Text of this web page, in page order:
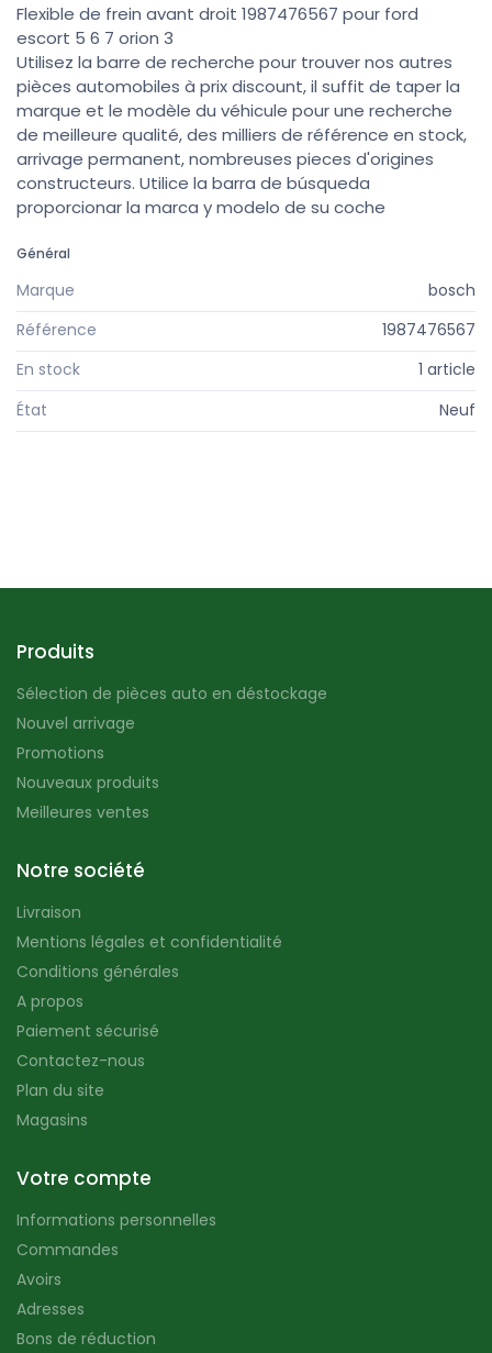
Flexible de frein avant droit 1987476567 pour ford
escort 5 6 7 orion 3
Utilisez la barre de recherche pour trouver nos autres
pièces automobiles à prix discount, il suffit de taper la
marque et le modèle du véhicule pour une recherche
de meilleure qualité, des milliers de référence en stock,
arrivage permanent, nombreuses pieces d'origines
constructeurs. Utilice la barra de búsqueda
proporcionar la marca y modelo de su coche
Général
Marque
bosch
Référence
1987476567
En stock
1 article
État
Neuf
Produits
Sélection de pièces auto en déstockage
Nouvel arrivage
Promotions
Nouveaux produits
Meilleures ventes
Notre société
Livraison
Mentions légales et confidentialité
Conditions générales
A propos
Paiement sécurisé
Contactez-nous
Plan du site
Magasins
Votre compte
Informations personnelles
Commandes
Avoirs
Adresses
Bons de réduction